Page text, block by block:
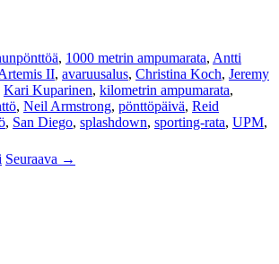
, 1000 metrin ampumarata, Antti
II, avaruusalus, Christina Koch, Jeremy
Kari Kuparinen, kilometrin ampumarata,
, Neil Armstrong, pönttöpäivä, Reid
, San Diego, splash­down, sporting-rata, UPM,
Seuraava →